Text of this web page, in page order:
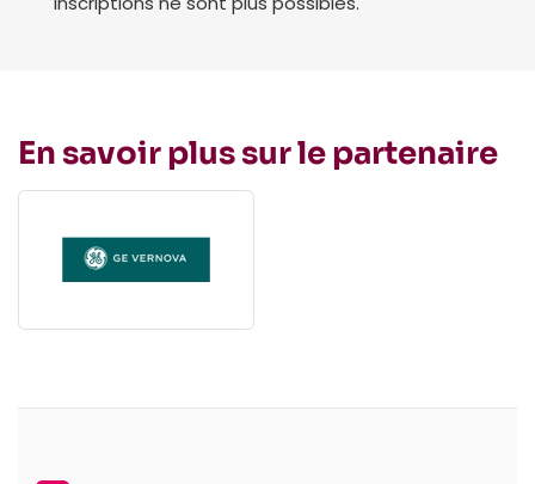
En savoir plus sur le partenaire